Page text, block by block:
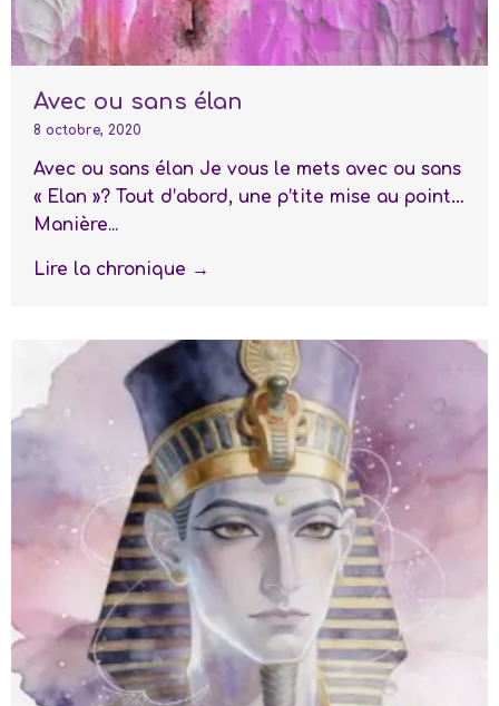
Avec ou sans élan
8 octobre, 2020
Avec ou sans élan Je vous le mets avec ou sans
« Elan »? Tout d’abord, une p’tite mise au point…
Manière...
Lire la chronique →